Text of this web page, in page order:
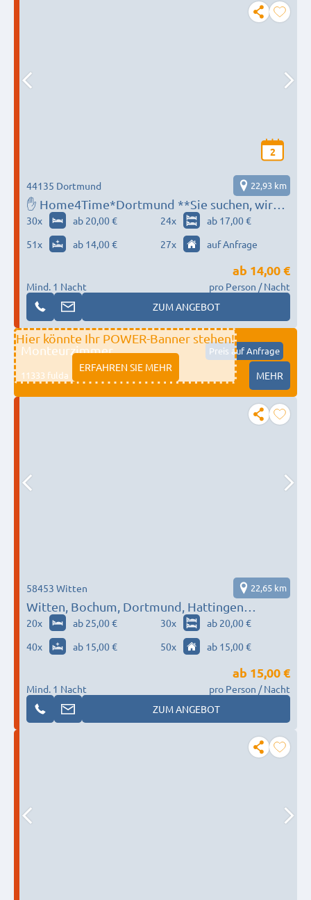
2
✋ Home4Time*Dortmund **Sie suchen, wir
finden✋
44135 Dortmund 22,93 km
30x ab 20,00 € 24x
ab 17,00 €
51x ab 14,00 € 27x auf Anfrage
Mind. 1 Nacht
ab 14,00 €
pro Person / Nacht
ZUM ANGEBOT
Hier könnte Ihr POWER-Banner stehen!
ERFAHREN SIE MEHR
Monteurzimmer Preis auf Anfrage
11333 fulda MEHR
Witten, Bochum, Dortmund, Hattingen…
58453 Witten 22,65 km
20x ab 25,00 € 30x
ab 20,00 €
40x ab 15,00 € 50x ab 15,00 €
Mind. 1 Nacht
ab 15,00 €
pro Person / Nacht
ZUM ANGEBOT